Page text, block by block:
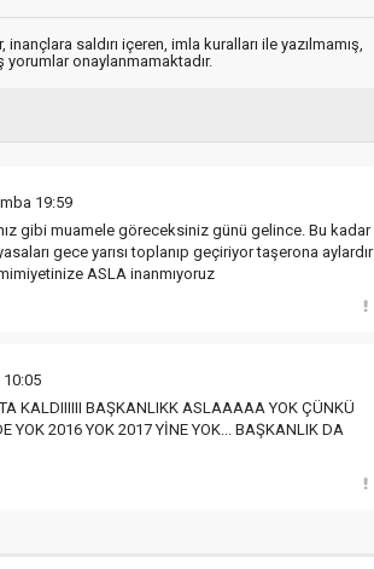
saldırı içeren, imla kuralları ile yazılmamış,
yorumlar onaylanmamaktadır.
19:59
gibi muamele göreceksiniz günü gelince. Bu kadar
gece yarısı toplanıp geçiriyor taşerona aylardır
ASLA inanmıyoruz
KALDIIIIII BAŞKANLIKK ASLAAAAA YOK ÇÜNKÜ
YOK 2016 YOK 2017 YİNE YOK... BAŞKANLIK DA